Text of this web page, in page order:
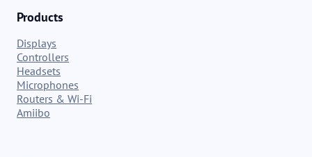
Products
Displays
Controllers
Headsets
Microphones
Routers & Wi-Fi
Amiibo